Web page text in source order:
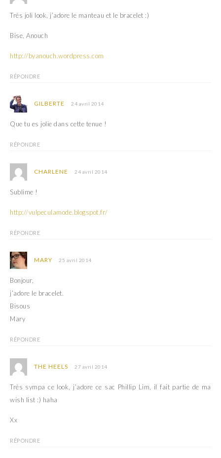
Très joli look, j’adore le manteau et le bracelet :)
Bise, Anouch
http://byanouch.wordpress.com
RÉPONDRE
GILBERTE 24 avril 2014
Que tu es jolie dans cette tenue !
RÉPONDRE
CHARLENE 24 avril 2014
Sublime !
http://vulpeculamode.blogspot.fr/
RÉPONDRE
MARY 25 avril 2014
Bonjour,
j’adore le bracelet.
Bisous
Mary
RÉPONDRE
THE HEELS 27 avril 2014
Très sympa ce look, j’adore ce sac Phillip Lim, il fait partie de ma
wish list :) haha
Xx
RÉPONDRE